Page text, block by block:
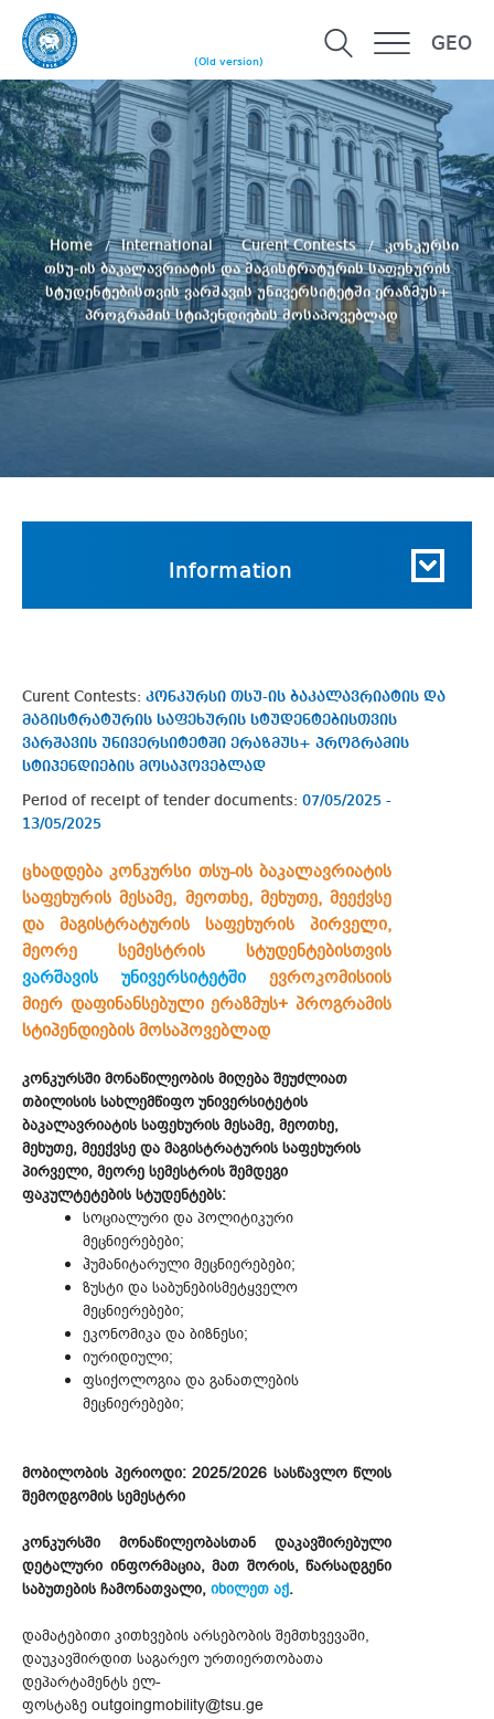
(Old version)
GEO
Home International Curent Contests
კონკურსი
თსუ-ის ბაკალავრიატის და მაგისტრატურის საფეხურის
სტუდენტებისთვის ვარშავის უნივერსიტეტში ერაზმუს+
პროგრამის სტიპენდიების მოსაპოვებლად
Information
Curent Contests: კონკურსი თსუ-ის ბაკალავრიატის და
მაგისტრატურის საფეხურის სტუდენტებისთვის
ვარშავის უნივერსიტეტში ერაზმუს+ პროგრამის
სტიპენდიების მოსაპოვებლად
Period of receipt of tender documents: 07/05/2025 -
13/05/2025
ცხადდება კონკურსი თსუ-ის ბაკალავრიატის
საფეხურის მესამე, მეოთხე, მეხუთე, მეექვსე
და მაგისტრატურის საფეხურის პირველი,
მეორე სემესტრის სტუდენტებისთვის
ვარშავის უნივერსიტეტში ევროკომისიის
მიერ დაფინანსებული ერაზმუს+ პროგრამის
სტიპენდიების მოსაპოვებლად
კონკურსში მონაწილეობის მიღება შეუძლიათ
თბილისის სახლემწიფო უნივერსიტეტის
ბაკალავრიატის საფეხურის მესამე, მეოთხე,
მეხუთე, მეექვსე და მაგისტრატურის საფეხურის
პირველი, მეორე სემესტრის შემდეგი
ფაკულტეტების სტუდენტებს:
სოციალური და პოლიტიკური
მეცნიერებები;
ჰუმანიტარული მეცნიერებები;
ზუსტი და საბუნებისმეტყველო
მეცნიერებები;
ეკონომიკა და ბიზნესი;
იურიდიული;
ფსიქოლოგია და განათლების
მეცნიერებები;
მობილობის პერიოდი: 2025/2026 სასწავლო წლის
შემოდგომის სემესტრი
კონკურსში მონაწილეობასთან დაკავშირებული
დეტალური ინფორმაცია, მათ შორის, წარსადგენი
საბუთების ჩამონათვალი, იხილეთ აქ.
დამატებითი კითხვების არსებობის შემთხვევაში,
დაუკავშირდით საგარეო ურთიერთობათა
დეპარტამენტს ელ-
ფოსტაზე outgoingmobility@tsu.ge